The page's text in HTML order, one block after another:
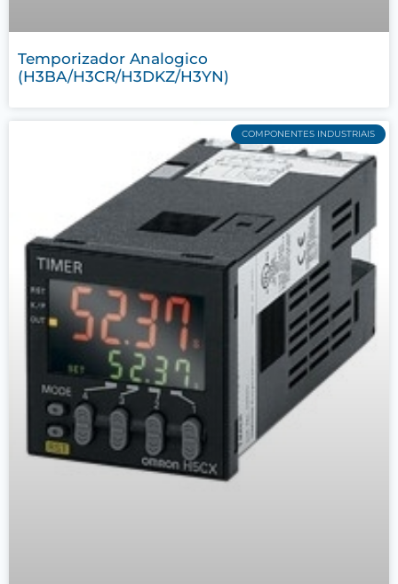
Temporizador Analogico
(H3BA/H3CR/H3DKZ/H3YN)
COMPONENTES INDUSTRIAIS